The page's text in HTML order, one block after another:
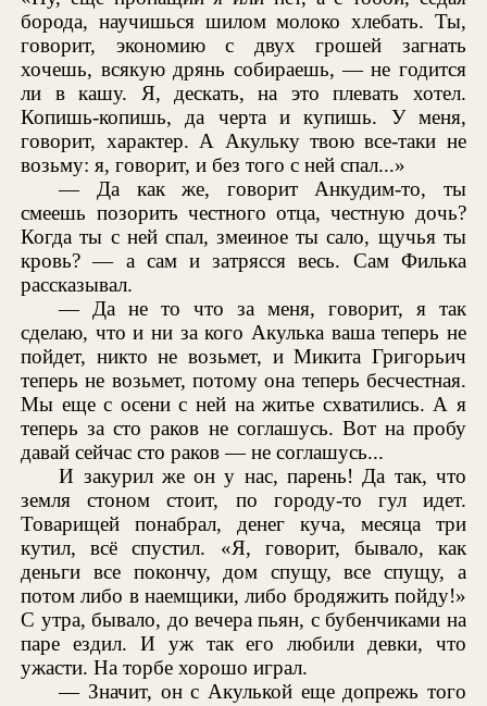
борода, научишься шилом молоко хлебать. Ты,
говорит, экономию с двух грошей загнать
хочешь, всякую дрянь собираешь, — не годится
ли в кашу. Я, дескать, на это плевать хотел.
Копишь-копишь, да черта и купишь. У меня,
говорит, характер. А Акульку твою все-таки не
возьму: я, говорит, и без того с ней спал...»
— Да как же, говорит Анкудим-то, ты
смеешь позорить честного отца, честную дочь?
Когда ты с ней спал, змеиное ты сало, щучья ты
кровь? — а сам и затрясся весь. Сам Филька
рассказывал.
— Да не то что за меня, говорит, я так
сделаю, что и ни за кого Акулька ваша теперь не
пойдет, никто не возьмет, и Микита Григорьич
теперь не возьмет, потому она теперь бесчестная.
Мы еще с осени с ней на житье схватились. А я
теперь за сто раков не соглашусь. Вот на пробу
давай сейчас сто раков — не соглашусь...
И закурил же он у нас, парень! Да так, что
земля стоном стоит, по городу-то гул идет.
Товарищей понабрал, денег куча, месяца три
кутил, всё спустил. «Я, говорит, бывало, как
деньги все покончу, дом спущу, все спущу, а
потом либо в наемщики, либо бродяжить пойду!»
С утра, бывало, до вечера пьян, с бубенчиками на
паре ездил. И уж так его любили девки, что
ужасти. На торбе хорошо играл.
— Значит, он с Акулькой еще допрежь того